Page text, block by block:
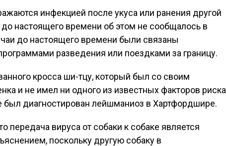
инфекцией после укуса или ранения другой
настоящего времени об этом не сообщалось в
до настоящего времени были связаны
разведения или поездками за границу.
кросса ши-тцу, который был со своим
и не имел ни одного из известных факторов риска
был диагностирован лейшманиоз в Хартфордшире.
передача вируса от собаки к собаке является
поскольку другую собаку в